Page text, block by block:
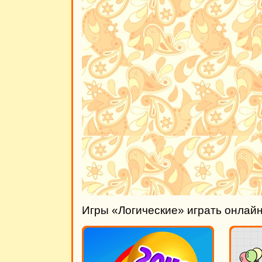
Игры «Логические» играть